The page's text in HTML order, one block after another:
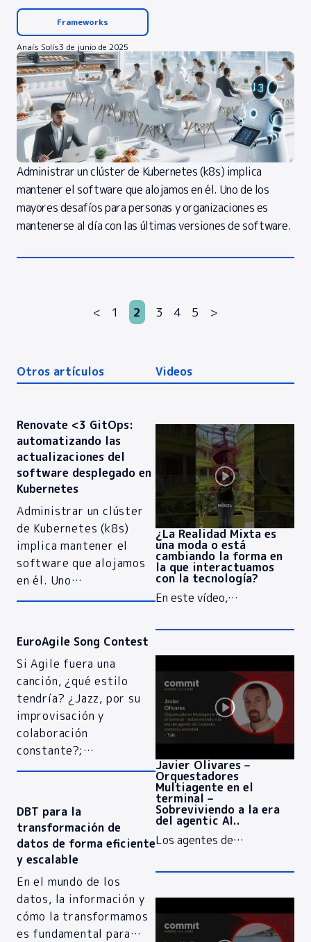
Frameworks
Anaís Solís3 de junio de 2025
Administrar un clúster de Kubernetes (k8s) implica
mantener el software que alojamos en él. Uno de los
mayores desafíos para personas y organizaciones es
mantenerse al día con las últimas versiones de software.
< 1 2 3 4 5 >
Otros artículos
Renovate <3 GitOps:
automatizando las
actualizaciones del
software desplegado en
Kubernetes
Administrar un clúster
de Kubernetes (k8s)
implica mantener el
software que alojamos
en él. Uno…
EuroAgile Song Contest
Si Agile fuera una
canción, ¿qué estilo
tendría? ¿Jazz, por su
improvisación y
colaboración
constante?;…
DBT para la
transformación de
datos de forma eficiente
y escalable
En el mundo de los
datos, la información y
cómo la transformamos
es fundamental para…
Videos
¿La Realidad Mixta es
una moda o está
cambiando la forma en
la que interactuamos
con la tecnología?
En este vídeo,…
Javier Olivares –
Orquestadores
Multiagente en el
terminal –
Sobreviviendo a la era
del agentic AI..
Los agentes de…